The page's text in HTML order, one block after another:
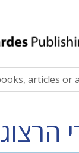
הרצוג